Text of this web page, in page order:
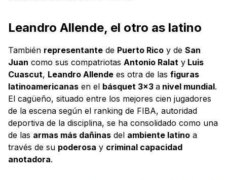
Leandro Allende, el otro as latino
También representante de Puerto Rico y de San
Juan como sus compatriotas Antonio Ralat y Luis
Cuascut, Leandro Allende es otra de las figuras
latinoamericanas en el básquet 3x3 a nivel mundial.
El cagüeño, situado entre los mejores cien jugadores
de la escena según el ranking de FIBA, autoridad
deportiva de la disciplina, se ha consolidado como una
de las armas más dañinas del ambiente latino a
través de su poderosa y criminal capacidad
anotadora.